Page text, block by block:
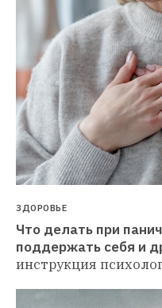
ЗДОРОВЬЕ
Что делать при
поддержать себя и
инструкция